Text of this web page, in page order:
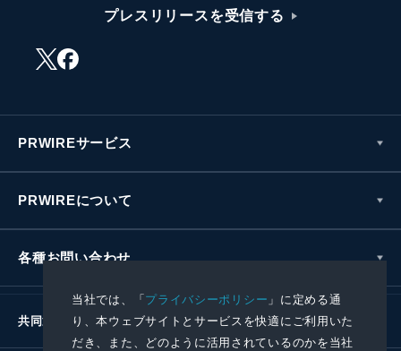
当社では、「プライバシーポリシー 」に定める通
り、本ウェブサイトとサービスを快適にご利用いた
だき、また、どのように活用されているのかを当社
プレスリリースを受信する
PRWIREサービス
PRWIREについて
各種お問い合わせ
共同通信社グループ